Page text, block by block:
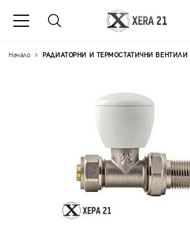
Начало РАДИАТОРНИ И ТЕРМОСТАТИЧНИ ВЕНТИЛИ
Цена на